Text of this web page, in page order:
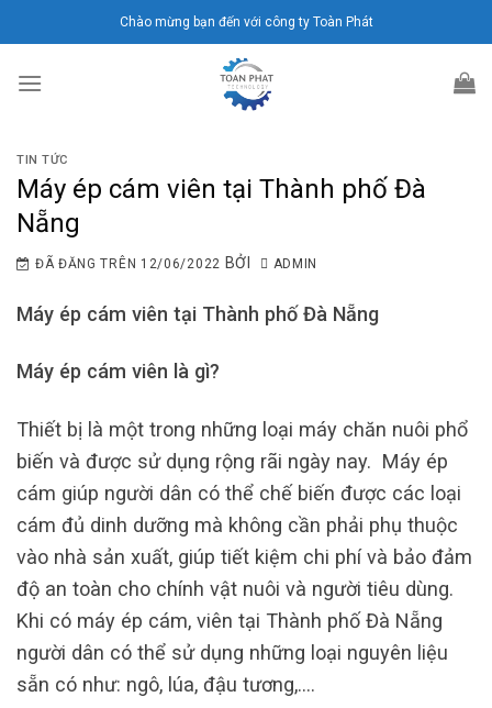
đến
dung
Chào mừng bạn đến với công ty Toàn Phát
TIN TỨC
Máy ép cám viên tại Thành phố Đà
Nẵng
ĐÃ ĐĂNG TRÊN 12/06/2022 BỞI ADMIN
Máy ép cám viên tại Thành phố Đà Nẵng
Máy ép cám viên là gì?
Thiết bị là một trong những loại máy chăn nuôi phổ
biến và được sử dụng rộng rãi ngày nay. Máy ép
cám giúp người dân có thể chế biến được các loại
cám đủ dinh dưỡng mà không cần phải phụ thuộc
vào nhà sản xuất, giúp tiết kiệm chi phí và bảo đảm
độ an toàn cho chính vật nuôi và người tiêu dùng.
Khi có máy ép cám, viên tại Thành phố Đà Nẵng
người dân có thể sử dụng những loại nguyên liệu
sẵn có như: ngô, lúa, đậu tương,….